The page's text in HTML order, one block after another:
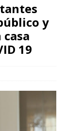
y
19